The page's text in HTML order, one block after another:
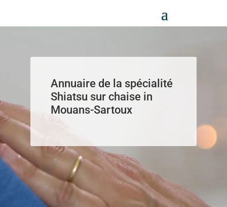
Annuaire de la spécialité
Shiatsu sur chaise in
Mouans-Sartoux